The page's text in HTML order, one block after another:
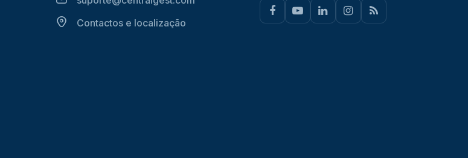
Contactos e localização